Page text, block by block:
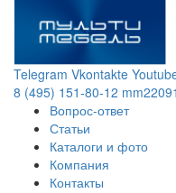
Telegram Vkontakte
8 (495) 151-80-12
Вопрос-ответ
Статьи
Каталоги и фото
Компания
Контакты